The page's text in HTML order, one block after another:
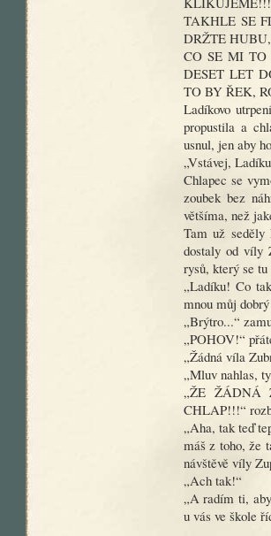
TAKHLE SE
DRŽTE
CO SE MI
DESET LET
TO BY ŘEK,
Ladíkovo
propustila a
usnul, jen aby
„Vstávej,
Chlapec se
zoubek bez
většíma, než
Tam už
dostaly od víly
rysů, který se
„Ladíku! Co
mnou můj
„Brýtro...“
„POHOV!“
„Žádná víla
„Mluv nahlas,
„ŽE ŽÁDNÁ
CHLAP!!!“
„Aha, tak teď
máš z toho, že
návštěvě víly
„Ach tak!“
„A radím ti,
u vás ve škole